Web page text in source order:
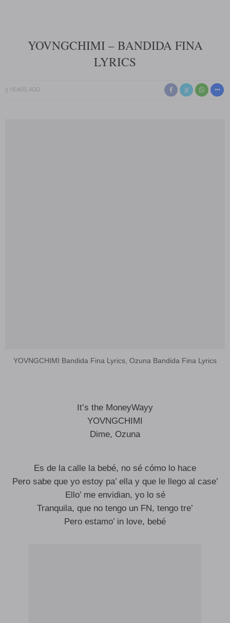
YOVNGCHIMI – BANDIDA FINA
LYRICS
3 YEARS AGO
YOVNGCHIMI Bandida Fina Lyrics, Ozuna Bandida Fina Lyrics
It’s the MoneyWayy
YOVNGCHIMI
Dime, Ozuna
Es de la calle la bebé, no sé cómo lo hace
Pero sabe que yo estoy pa’ ella y que le llego al case’
Ello’ me envidian, yo lo sé
Tranquila, que no tengo un FN, tengo tre’
Pero estamo’ in love, bebé